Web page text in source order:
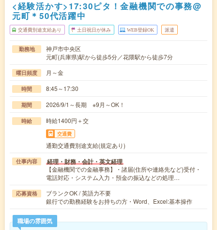
<経験活かす>17:30ピタ！金融機関での事務@
元町＊50代活躍中
交通費別途支給あり 土日祝日が休み WEB登録OK 派遣
勤務地
神戸市中央区
元町(兵庫県)駅から徒歩5分／花隈駅から徒歩7分
曜日頻度 月～金
時間 8:45～17:30
期間 2026/9/1～長期 ※9月～OK！
時給 時給1400円＋交
交通費
通勤交通費別途支給(規定あり)
仕事内容 経理・財務・会計・英文経理
【金融機関での金融事務】・諸届(住所や連絡先など)受付・
電話対応・システム入力・預金の振込などの処理…
応募資格
ブランクOK / 英語力不要
銀行での勤務経験をお持ちの方・Word、Excel:基本操作
職場の雰囲気